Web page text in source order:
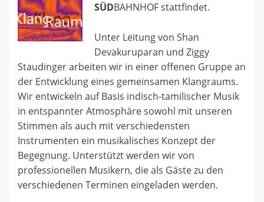
SÜDBAHNHOF stattfindet.
Unter Leitung von Shan
Devakuruparan und Ziggy
Staudinger arbeiten wir in einer offenen Gruppe an
der Entwicklung eines gemeinsamen Klangraums.
Wir entwickeln auf Basis indisch-tamilischer Musik
in entspannter Atmosphäre sowohl mit unseren
Stimmen als auch mit verschiedensten
Instrumenten ein musikalisches Konzept der
Begegnung. Unterstützt werden wir von
professionellen Musikern, die als Gäste zu den
verschiedenen Terminen eingeladen werden.